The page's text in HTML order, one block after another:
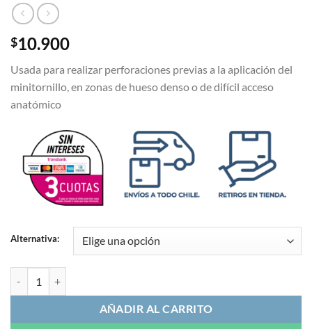
$10.900
Usada para realizar perforaciones previas a la aplicación del
minitornillo, en zonas de hueso denso o de difícil acceso
anatómico
Alternativa:
AÑADIR AL CARRITO